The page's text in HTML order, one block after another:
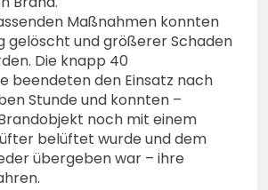
Maßnahmen konnten
gelöscht und größerer Schaden
Die knapp 40
beendeten den Einsatz nach
Stunde und konnten –
noch mit einem
belüftet wurde und dem
übergeben war – ihre